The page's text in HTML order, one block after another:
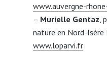
www.auvergne-
– Murielle Gentaz ,
nature en Nord-Isère
www.loparvi.fr